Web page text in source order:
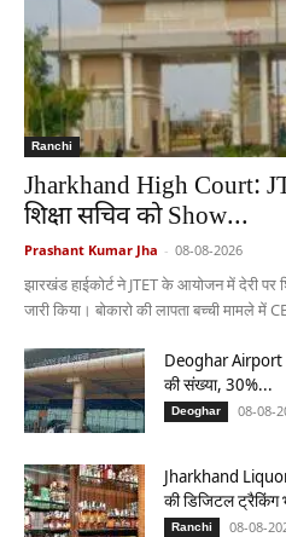
Ranchi
Jharkhand High Court:
शिक्षा सचिव को Show...
Prashant Kumar Jha - 08-08-2026
झारखंड हाईकोर्ट ने JTET के आयोजन में देरी पर
जारी किया। बोकारो की लापता बच्ची मामले में
Deoghar Airport
की संख्या, 30%...
Deoghar 08-08-
Jharkhand Liquor
की डिजिटल ट्रैकिंग
Ranchi 08-08-